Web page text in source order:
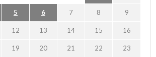
5 6 7 8 9
12 13 14 15 16
19 20 21 22 23